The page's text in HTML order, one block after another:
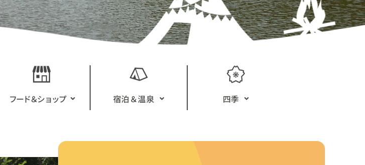
フード＆ショップ 宿泊＆温泉 四季